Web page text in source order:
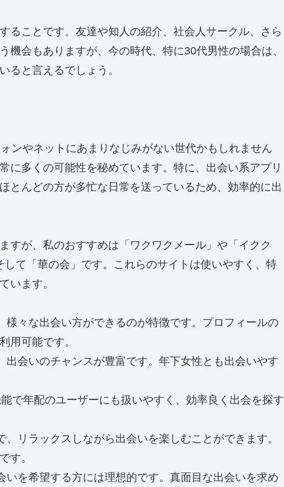
ることです。友達や知人の紹介、社会人サークル、さら
機会もありますが、今の時代、特に30代男性の場合は、
ると言えるでしょう。
ンやネットにあまりなじみがない世代かもしれません
に多くの可能性を秘めています。特に、出会い系アプリ
とんどの方が多忙な日常を送っているため、効率的に出
すが、私のおすすめは「ワクワクメール」や「イクク
て「華の会」です。これらのサイトは使いやすく、特
います。
様々な出会い方ができるのが特徴です。プロフィールの
用可能です。
会いのチャンスが豊富です。年下女性とも出会いやす
で年配のユーザーにも扱いやすく、効率良く出会を探す
リラックスしながら出会いを楽しむことができます。
す。
を希望する方には理想的です。真面目な出会いを求め